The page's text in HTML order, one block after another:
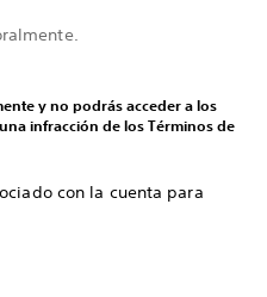
y no podrás acceder a los
infracción de los Términos de
con la cuenta para